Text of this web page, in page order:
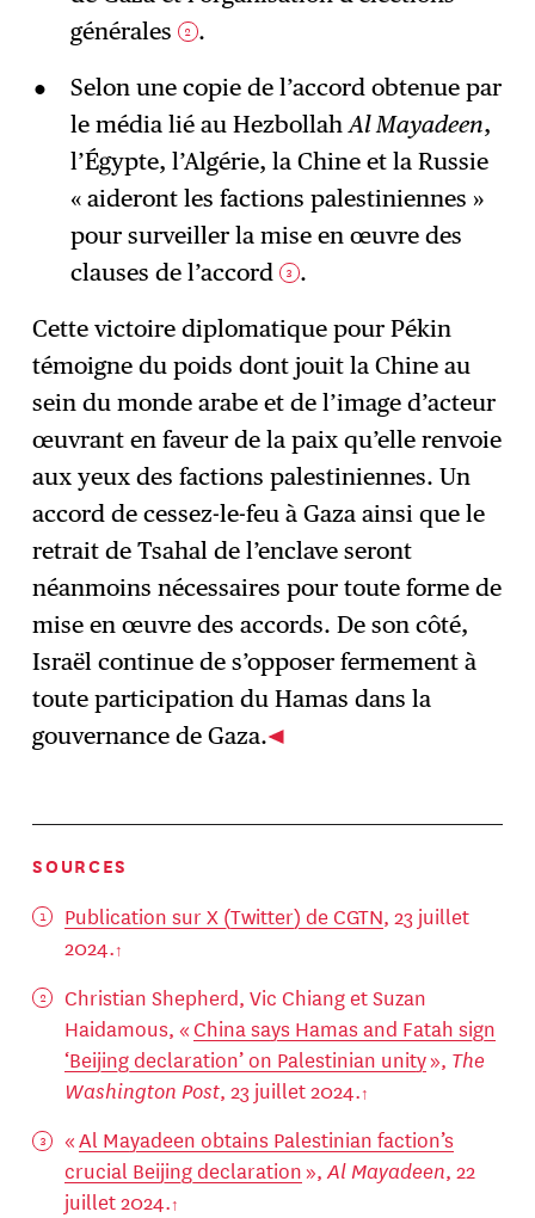
générales
2 .
Selon une copie de l’accord obtenue par
le média lié au HezbollahAl Mayadeen,
l’Égypte, l’Algérie, la Chine et la Russie
« aideront les factions palestiniennes »
pour surveiller la mise en œuvre des
clauses de l’accord
3 .
Cette victoire diplomatique pour Pékin
témoigne du poids dont jouit la Chine au
sein du monde arabe et de l’image d’acteur
œuvrant en faveur de la paix qu’elle renvoie
aux yeux des factions palestiniennes. Un
accord de cessez-le-feu à Gaza ainsi que le
retrait de Tsahal de l’enclave seront
néanmoins nécessaires pour toute forme de
mise en œuvre des accords. De son côté,
Israël continue de s’opposer fermement à
toute participation du Hamas dans la
gouvernance de Gaza.
SOURCES
Publication sur X (Twitter) de CGTN, 23 juillet
2024.
Christian Shepherd, Vic Chiang et Suzan
Haidamous, «China says Hamas and Fatah sign
‘Beijing declaration’ on Palestinian unity», The
Washington Post, 23 juillet 2024.
«Al Mayadeen obtains Palestinian faction’s
crucial Beijing declaration»,Al Mayadeen, 22
juillet 2024.